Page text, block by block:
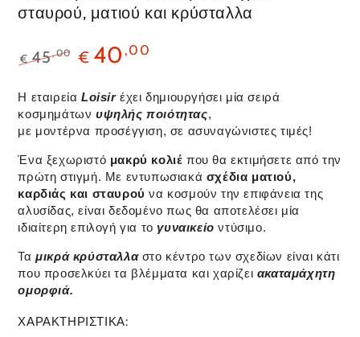
σταυρού, ματιού και κρύσταλλα
€45,00 € 40 ,00
Η εταιρεία Loisirέχει δημιουργήσει μία σειρά
κοσμημάτων υψηλής ποιότητας,
με μοντέρνα προσέγγιση, σε ασυναγώνιστες τιμές!
Ένα ξεχωριστό μακρύ κολιέ που θα εκτιμήσετε από την
πρώτη στιγμή. Με εντυπωσιακά σχέδια ματιού,
καρδιάς και σταυρού να κοσμούν την επιφάνεια της
αλυσίδας, είναι δεδομένο πως θα αποτελέσει μία
ιδιαίτερη επιλογή για τογυναικείο ντύσιμο.
Ταμικρά κρύσταλλαστο κέντρο των σχεδίων είναι κάτι
που προσελκύει τα βλέμματα και χαρίζει ακαταμάχητη
ομορφιά.
ΧΑΡΑΚΤΗΡΙΣΤΙΚΑ: